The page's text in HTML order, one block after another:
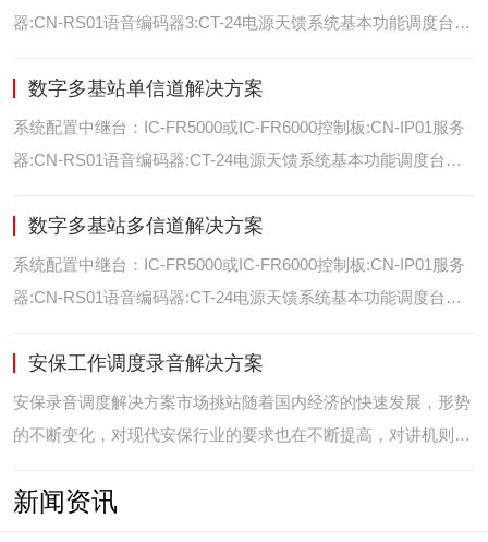
器:CN-RS01语音编码器3:CT-24电源天馈系统基本功能调度台录
室内定位艾可慕数字电台具备GPS数据上传功能。而GPS定位功
能是艾可慕数字系统的
数字多基站单信道解决方案
系统配置中继台：IC-FR5000或IC-FR6000控制板:CN-IP01服务
器:CN-RS01语音编码器:CT-24电源天馈系统基本功能调度台录
通过IP网络互联，通过成熟可靠的网络技术，艾可慕数字通讯将
延伸到世界的每一个角落。
数字多基站多信道解决方案
系统配置中继台：IC-FR5000或IC-FR6000控制板:CN-IP01服务
器:CN-RS01语音编码器:CT-24电源天馈系统基本功能调度台录
之间通过IP网络互联，通过成熟可靠的网络技术，艾可慕数字通
讯将延伸到世界的每一个角
安保工作调度录音解决方案
安保录音调度解决方案市场挑站随着国内经济的快速发展，形势
的不断变化，对现代安保行业的要求也在不断提高，对讲机则是
讯需要，常常会出现以下问题：（1）无可靠的报等多种保障手
新闻资讯